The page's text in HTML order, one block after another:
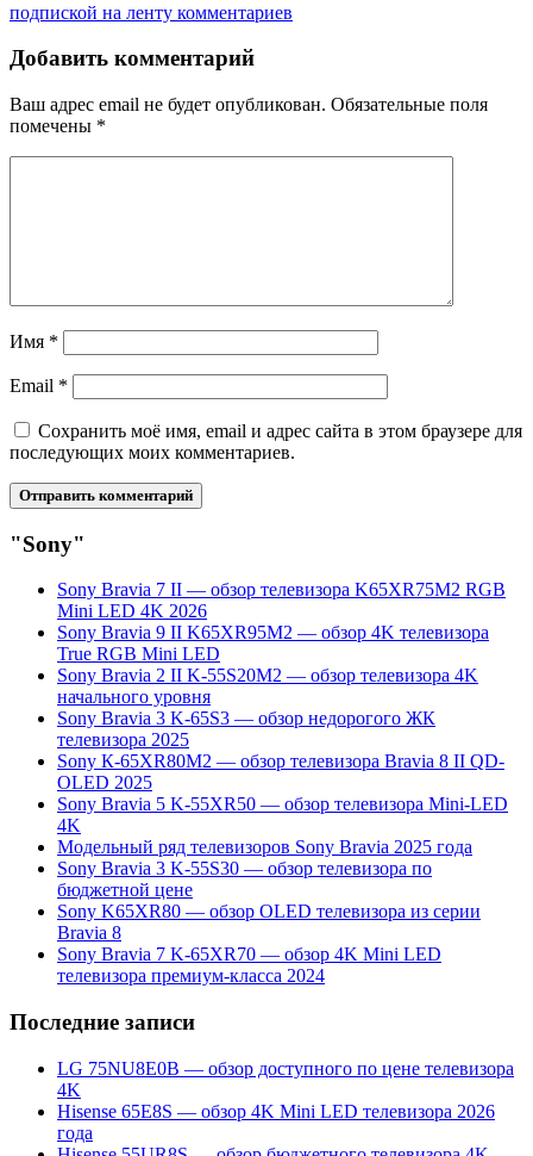
подпиской на ленту комментариев
Добавить комментарий
Ваш адрес email не будет опубликован. Обязательные поля
помечены *
Имя *
Email *
Сохранить моё имя, email и адрес сайта в этом браузере для
последующих моих комментариев.
"Sony"
Sony Bravia 7 II — обзор телевизора K65XR75M2 RGB
Mini LED 4K 2026
Sony Bravia 9 II K65XR95M2 — обзор 4K телевизора
True RGB Mini LED
Sony Bravia 2 II K-55S20M2 — обзор телевизора 4K
начального уровня
Sony Bravia 3 K-65S3 — обзор недорогого ЖК
телевизора 2025
Sony К-65ХR80М2 — обзор телевизора Bravia 8 II QD-
OLED 2025
Sony Bravia 5 K-55XR50 — обзор телевизора Mini-LED
4K
Модельный ряд телевизоров Sony Bravia 2025 года
Sony Bravia 3 K-55S30 — обзор телевизора по
бюджетной цене
Sony K65XR80 — обзор OLED телевизора из серии
Bravia 8
Sony Bravia 7 K-65XR70 — обзор 4K Mini LED
телевизора премиум-класса 2024
Последние записи
LG 75NU8E0B — обзор доступного по цене телевизора
4K
Hisense 65E8S — обзор 4K Mini LED телевизора 2026
года